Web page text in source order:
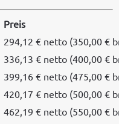
Preis
294,12 € net­to (350,00 €
336,13 € net­to (400,00 €
399,16 € net­to (475,00 €
420,17 € net­to (500,00 €
462,19 € net­to (550,00 €